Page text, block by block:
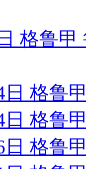
格鲁
日 格鲁
日 格鲁
日 格鲁